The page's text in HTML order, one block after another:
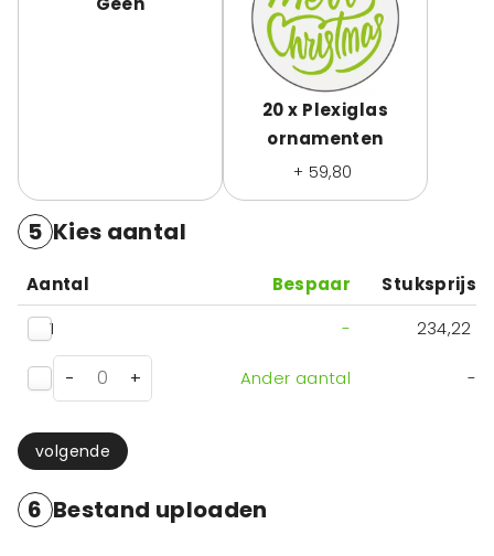
20 x Plexiglas
ornamenten
+ 59,80
5 Kies aantal
Aantal Bespaar
Stuksprijs
1
- 234,22
- + Ander aantal -
volgende
6 Bestand uploaden